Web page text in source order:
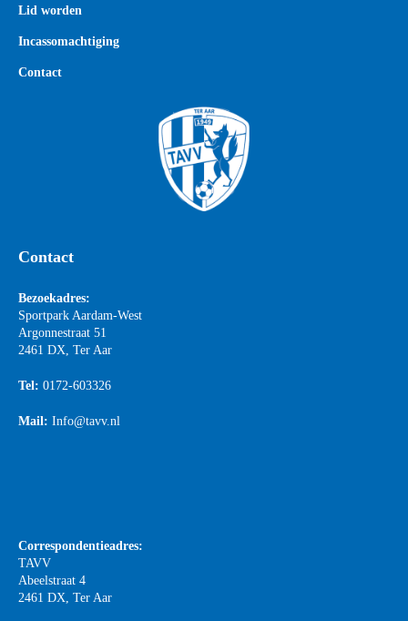
Lid worden
Incassomachtiging
Contact
Contact
Bezoekadres:
Sportpark Aardam-West
Argonnestraat 51
2461 DX, Ter Aar
Tel: 0172-603326
Mail: Info@tavv.nl
Correspondentieadres:
TAVV
Abeelstraat 4
2461 DX, Ter Aar